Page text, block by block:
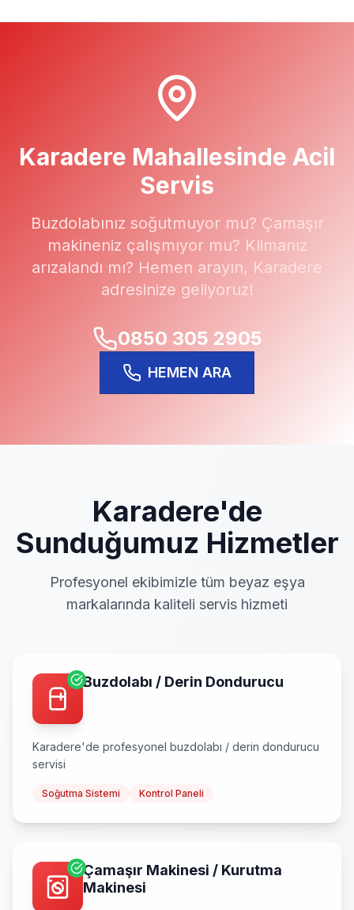
Karadere Mahallesinde Acil
Servis
Buzdolabınız soğutmuyor mu? Çamaşır
makineniz çalışmıyor mu? Klimanız
arızalandı mı? Hemen arayın, Karadere
adresinize geliyoruz!
0850 305 2905
HEMEN ARA
Karadere'de
Sunduğumuz Hizmetler
Profesyonel ekibimizle tüm beyaz eşya
markalarında kaliteli servis hizmeti
Buzdolabı / Derin Dondurucu
Karadere'de profesyonel buzdolabı / derin dondurucu
servisi
Soğutma Sistemi Kontrol Paneli
Çamaşır Makinesi / Kurutma
Makinesi